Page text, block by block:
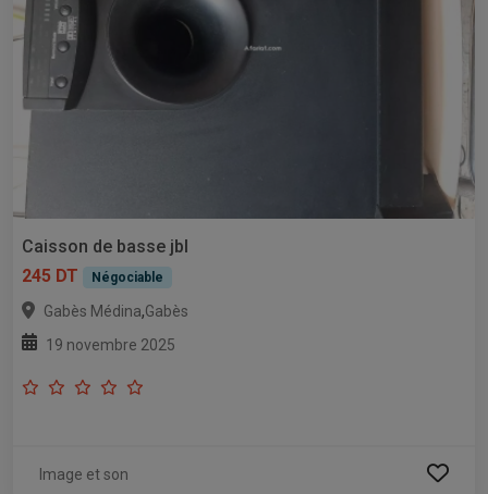
Caisson de basse jbl
245 DT
Négociable
Gabès Médina,Gabès
19 novembre 2025
Image et son